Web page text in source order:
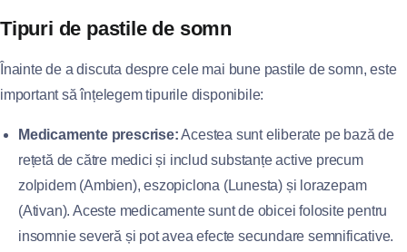
Tipuri de pastile de somn
Înainte de a discuta despre cele mai bune pastile de somn, este
important să înțelegem tipurile disponibile:
Medicamente prescrise:Acestea sunt eliberate pe bază de
rețetă de către medici și includ substanțe active precum
zolpidem (Ambien), eszopiclona (Lunesta) și lorazepam
(Ativan). Aceste medicamente sunt de obicei folosite pentru
insomnie severă și pot avea efecte secundare semnificative.